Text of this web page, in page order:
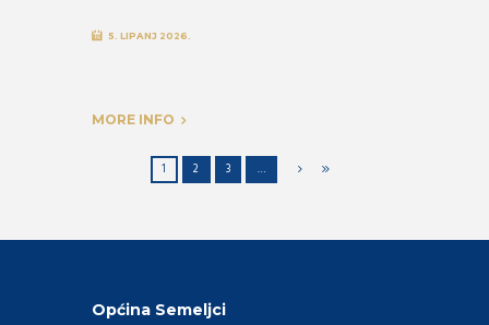
5. LIPANJ 2026.
MORE INFO
1 2 3 …
Općina Semeljci